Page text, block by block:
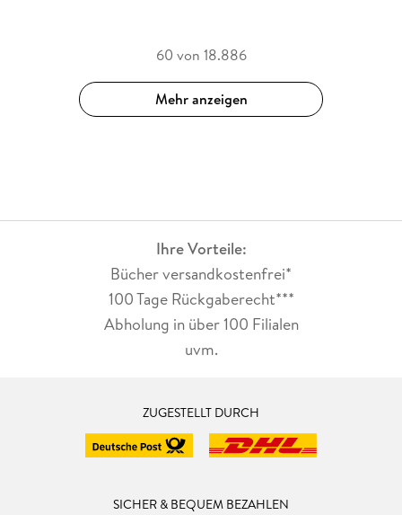
60 von 18.886
Mehr anzeigen
Ihre Vorteile:
Bücher versandkostenfrei*
100 Tage Rückgaberecht***
Abholung in über 100 Filialen
uvm.
ZUGESTELLT DURCH
SICHER & BEQUEM BEZAHLEN